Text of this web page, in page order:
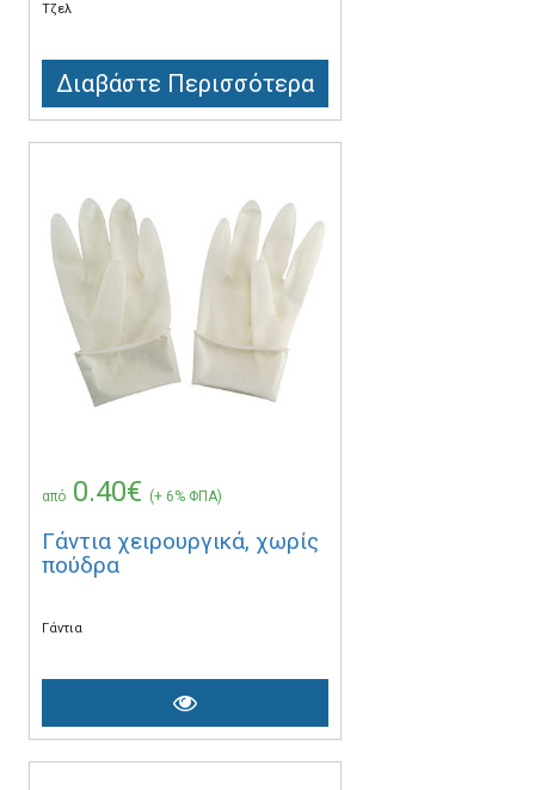
Τζελ
Διαβάστε Περισσότερα
από 0.40€ (+ 6% ΦΠΑ)
Γάντια χειρουργικά, χωρίς
πούδρα
Γάντια